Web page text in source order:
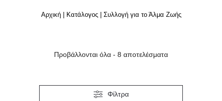
Αρχική| Κατάλογος| Συλλογή για το Άλμα Ζωής
Προβάλλονται όλα - 8 αποτελέσματα
Φίλτρα